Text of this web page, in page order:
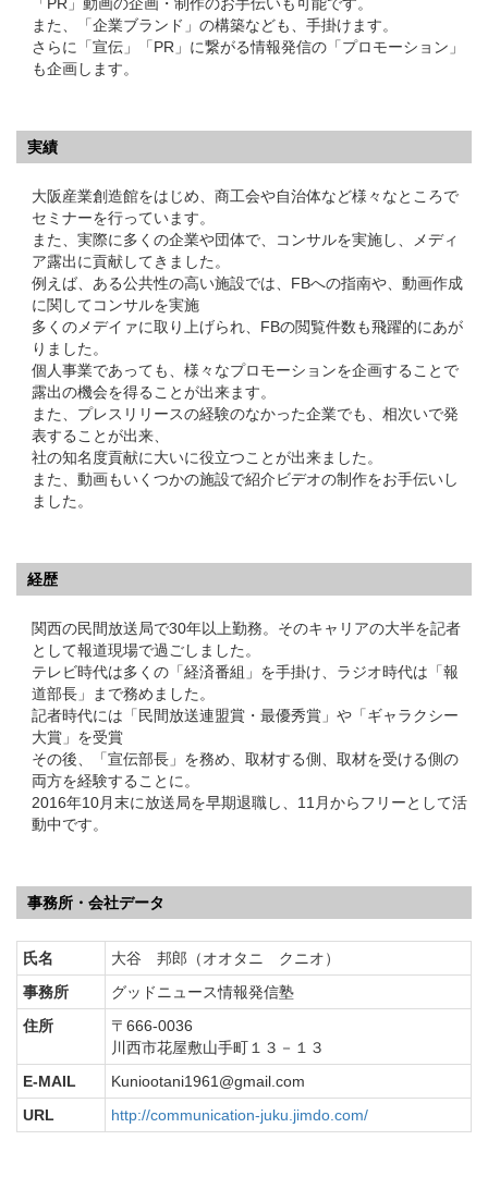
また、「企業ブランド」の構築なども、手掛けます。
さらに「宣伝」「PR」に繋がる情報発信の「プロモーション」
も企画します。
実績
大阪産業創造館をはじめ、商工会や自治体など様々なところで
セミナーを行っています。
また、実際に多くの企業や団体で、コンサルを実施し、メディ
ア露出に貢献してきました。
例えば、ある公共性の高い施設では、FBへの指南や、動画作成
に関してコンサルを実施
多くのメデイァに取り上げられ、FBの閲覧件数も飛躍的にあが
りました。
個人事業であっても、様々なプロモーションを企画することで
露出の機会を得ることが出来ます。
また、プレスリリースの経験のなかった企業でも、相次いで発
表することが出来、
社の知名度貢献に大いに役立つことが出来ました。
また、動画もいくつかの施設で紹介ビデオの制作をお手伝いし
ました。
経歴
関西の民間放送局で30年以上勤務。そのキャリアの大半を記者
として報道現場で過ごしました。
テレビ時代は多くの「経済番組」を手掛け、ラジオ時代は「報
道部長」まで務めました。
記者時代には「民間放送連盟賞・最優秀賞」や「ギャラクシー
大賞」を受賞
その後、「宣伝部長」を務め、取材する側、取材を受ける側の
両方を経験することに。
2016年10月末に放送局を早期退職し、11月からフリーとして活
動中です。
事務所・会社データ
氏名
大谷 邦郎（オオタニ クニオ）
事務所
グッドニュース情報発信塾
住所
〒666-0036
川西市花屋敷山手町１３－１３
E-MAIL
Kuniootani1961@gmail.com
URL
http://communication-juku.jimdo.com/